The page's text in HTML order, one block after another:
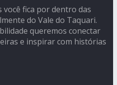
você fica por dentro das
do Vale do Taquari.
queremos conectar
e inspirar com histórias